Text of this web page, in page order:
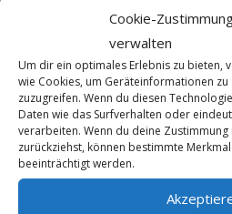
Cookie-
verwalten
Um dir ein optimales Erlebnis zu bieten,
wie Cookies, um Geräteinformationen
zuzugreifen. Wenn du diesen
Daten wie das Surfverhalten oder
verarbeiten. Wenn du deine
zurückziehst, können bestimmte
beeinträchtigt werden.
Kommentar*